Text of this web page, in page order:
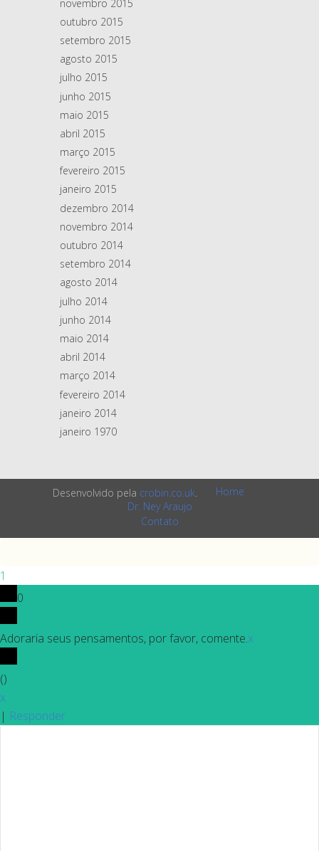
novembro 2015
outubro 2015
setembro 2015
agosto 2015
julho 2015
junho 2015
maio 2015
abril 2015
março 2015
fevereiro 2015
janeiro 2015
dezembro 2014
novembro 2014
outubro 2014
setembro 2014
agosto 2014
julho 2014
junho 2014
maio 2014
abril 2014
março 2014
fevereiro 2014
janeiro 2014
janeiro 1970
Desenvolvido pela crobin.co.uk.
Home
Dr. Ney Araujo
Contato
1
0
Adoraria seus pensamentos, por favor, comente.x
()
x
| Responder